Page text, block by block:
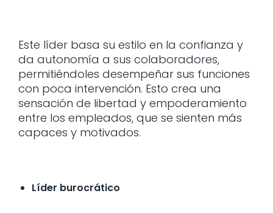
Este líder basa su estilo en la confianza y
da autonomía a sus colaboradores,
permitiéndoles desempeñar sus funciones
con poca intervención. Esto crea una
sensación de libertad y empoderamiento
entre los empleados, que se sienten más
capaces y motivados.
Líder burocrático